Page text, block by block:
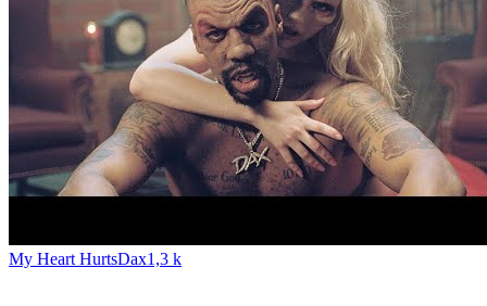
My Heart HurtsDax1,3 k